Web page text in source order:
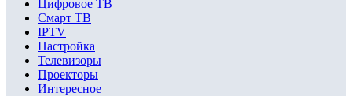
Цифровое ТВ
Смарт ТВ
IPTV
Настройка
Телевизоры
Проекторы
Интересное